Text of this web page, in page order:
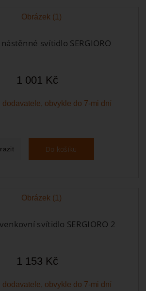
svítidlo SERGIORO
1 001 Kč
dodavatele, obvykle do 7-mi dní
Do košíku
svítidlo SERGIORO 2
1 153 Kč
dodavatele, obvykle do 7-mi dní